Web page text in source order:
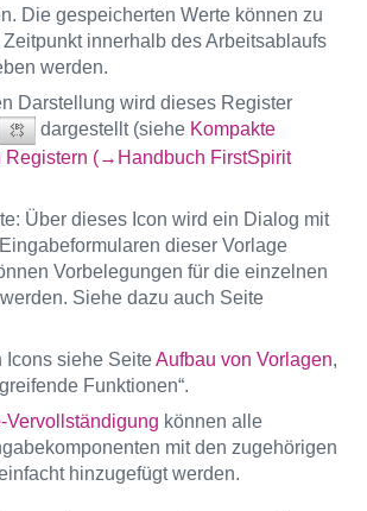
Die gespeicherten Werte können zu
innerhalb des Arbeitsablaufs
werden.
Darstellung wird dieses Register
dargestellt (siehe Kompakte
Registern (→Handbuch FirstSpirit
Über dieses Icon wird ein Dialog mit
dieser Vorlage
Vorbelegungen für die einzelnen
Siehe dazu auch Seite
Icons siehe SeiteAufbau von Vorlagen,
Funktionen“.
Vervollständigung können alle
mit den zugehörigen
hinzugefügt werden.